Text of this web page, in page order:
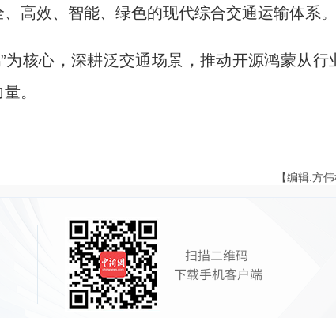
高效、智能、绿色的现代综合交通运输体系。
核心，深耕泛交通场景，推动开源鸿蒙从行
。
【编辑:方伟